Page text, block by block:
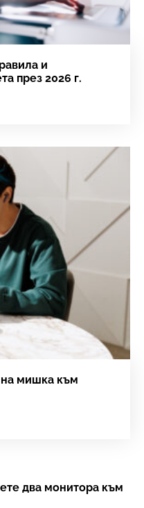
и
през 2026 г.
мишка към
два монитора към